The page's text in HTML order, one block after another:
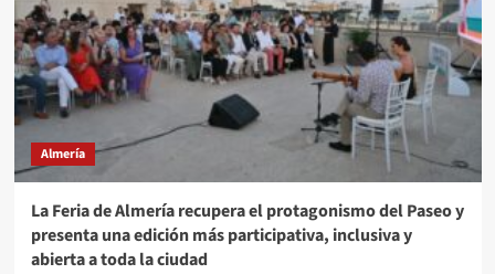
Almería
La Feria de Almería recupera el protagonismo del Paseo y
presenta una edición más participativa, inclusiva y
abierta a toda la ciudad